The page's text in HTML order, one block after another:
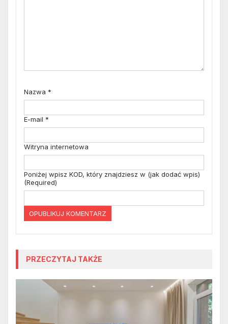
Nazwa *
E-mail *
Witryna internetowa
Poniżej wpisz KOD, który znajdziesz w (jak dodać wpis)
(Required)
PRZECZYTAJ TAKŻE